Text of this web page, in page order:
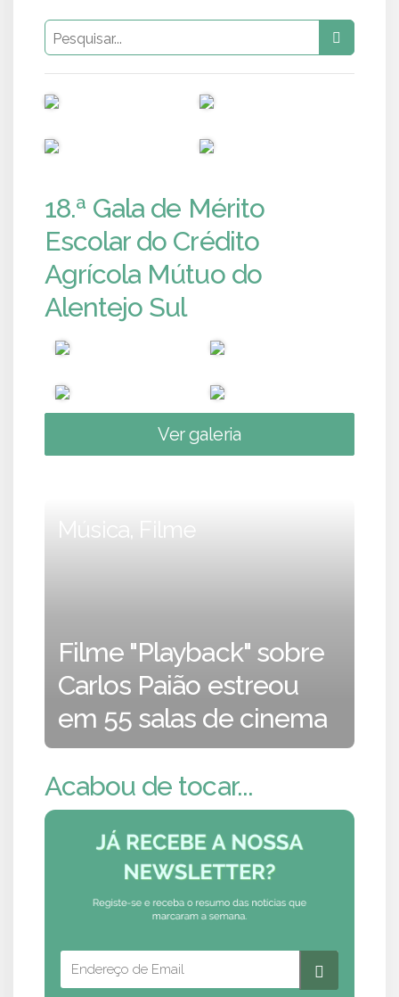
18.ª Gala de Mérito
Escolar do Crédito
Agrícola Mútuo do
Alentejo Sul
Ver galeria
Música, Filme
Filme "Playback" sobre
Carlos Paião estreou
em 55 salas de cinema
Acabou de tocar...